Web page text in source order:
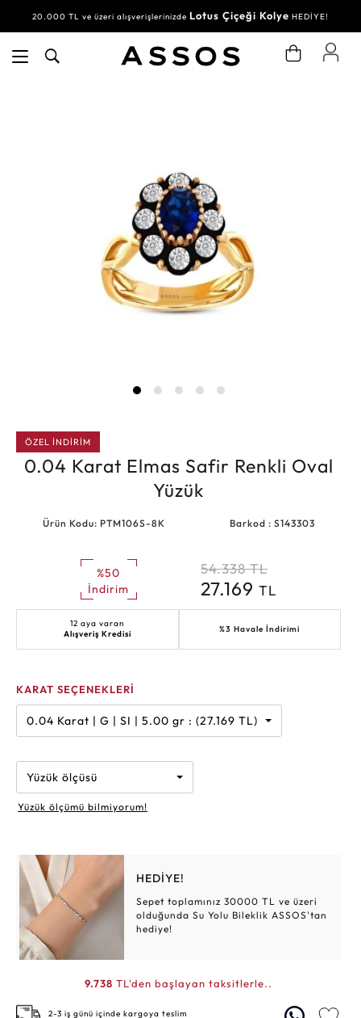
20.000 TL ve üzeri alışverişlerinizde Lotus Çiçeği Kolye HEDİYE!
ÖZEL İNDİRİM
0.04 Karat Elmas Safir Renkli Oval
Yüzük
Ürün Kodu: PTM106S-8K Barkod : S143303
%50
İndirim
54.338 TL
27.169TL
12 aya varan
Alışveriş Kredisi
%3 Havale İndirimi
KARAT SEÇENEKLERİ
0.04 Karat | G | SI | 5.00 gr : (27.169 TL)
Yüzük ölçüsü
Yüzük ölçümü bilmiyorum!
HEDİYE!
Sepet toplamınız 30000 TL ve üzeri
olduğunda Su Yolu Bileklik ASSOS'tan
hediye!
9.738 TL'den başlayan taksitlerle..
2-3 iş günü içinde kargoya teslim